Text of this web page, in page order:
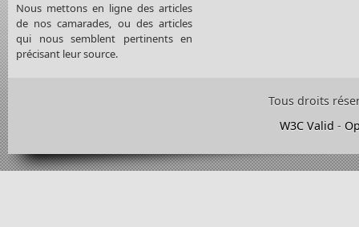
Nous mettons en ligne des articles
de nos camarades, ou des articles
qui nous semblent pertinents en
précisant leur source.
Tous droits
W3C Valid -